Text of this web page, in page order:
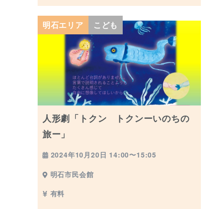
明石エリア こども
人形劇「トクン トクンーいのちの
旅ー」
2024年10月20日 14:00〜15:05
明石市民会館
有料